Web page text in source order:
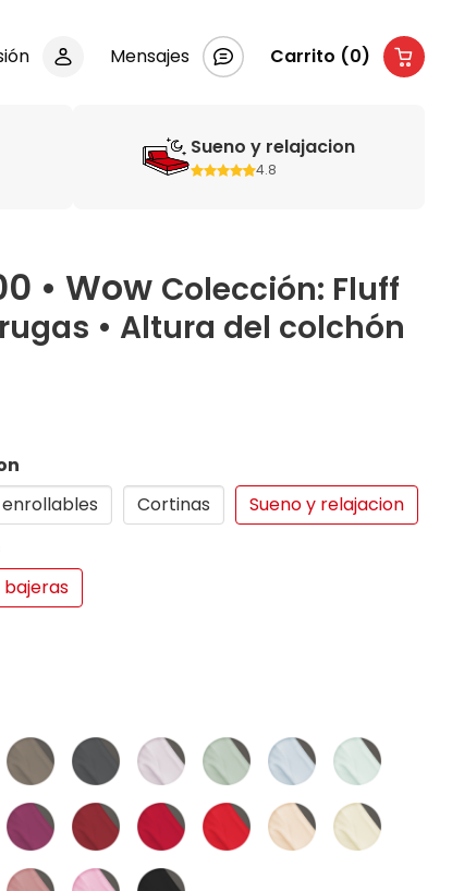
Mensajes Carrito (0)
Sueno y relajacion
4.8
• Wow Colección: Fluff
• Altura del colchón
Cortinas
Sueno y relajacion
bajeras